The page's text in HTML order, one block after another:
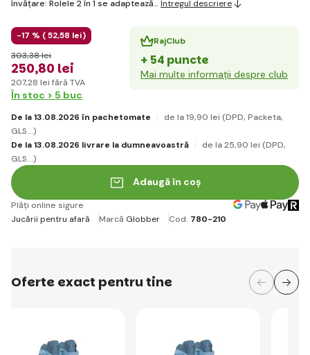
învățare: Rolele 2 în 1 se adaptează… Întregul descriere
-17 % (52,58 lei)
250,80 lei
303,38 lei
207,28 lei fără TVA
RajClub
+ 54 puncte
Mai multe informații despre club
În stoc > 5 buc
De la 13.08.2026 în pachetomate de la 19,90 lei (DPD, Packeta,
GLS...)
De la 13.08.2026 livrare la dumneavoastră
de la 25,90 lei (DPD,
GLS...)
Adaugă în coș
Plăți online sigure
Jucării pentru afară
Marcă Globber Cod: 780-210
Oferte exact pentru tine